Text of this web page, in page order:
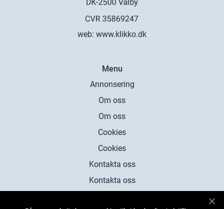
web: www.klikko.dk
Menu
Annonsering
Om oss
Om oss
Cookies
Cookies
Kontakta oss
Kontakta oss